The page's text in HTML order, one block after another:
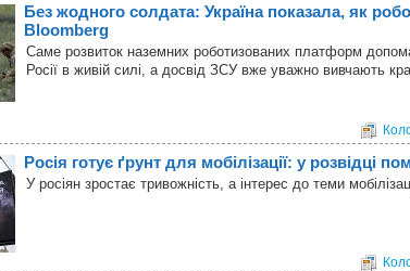
Без жодного солдата: Україна показала, як
Bloomberg
Саме розвиток наземних роботизованих платформ
Росії в живій силі, а досвід ЗСУ вже уважно вивчають
Росія готує ґрунт для мобілізації: у розвідці
У росіян зростає тривожність, а інтерес до теми